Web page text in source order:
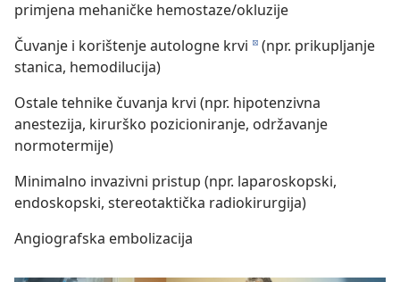
primjena mehaničke hemostaze/okluzije
Čuvanje i korištenje autologne krvi d(npr. prikupljanje
stanica, hemodilucija)
Ostale tehnike čuvanja krvi (npr. hipotenzivna
anestezija, kirurško pozicioniranje, održavanje
normotermije)
Minimalno invazivni pristup (npr. laparoskopski,
endoskopski, stereotaktička radiokirurgija)
Angiografska embolizacija